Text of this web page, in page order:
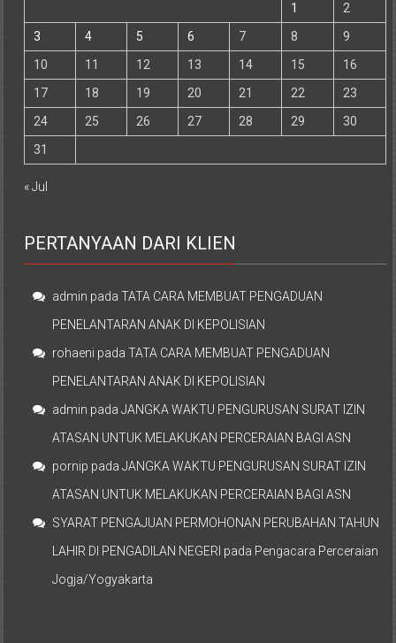
1
2
3
4 5 6 7 8
9
10
11 12 13 14 15
16
17
18 19 20 21 22
23
24
25 26 27 28 29
30
31
« Jul
PERTANYAAN DARI KLIEN
admin padaTATA CARA MEMBUAT PENGADUAN
PENELANTARAN ANAK DI KEPOLISIAN
rohaeni padaTATA CARA MEMBUAT PENGADUAN
PENELANTARAN ANAK DI KEPOLISIAN
admin padaJANGKA WAKTU PENGURUSAN SURAT IZIN
ATASAN UNTUK MELAKUKAN PERCERAIAN BAGI ASN
pornip padaJANGKA WAKTU PENGURUSAN SURAT IZIN
ATASAN UNTUK MELAKUKAN PERCERAIAN BAGI ASN
SYARAT PENGAJUAN PERMOHONAN PERUBAHAN TAHUN
LAHIR DI PENGADILAN NEGERI pada Pengacara Perceraian
Jogja/Yogyakarta